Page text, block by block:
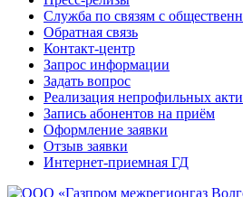
Служба по связям с
Обратная связь
Контакт-центр
Запрос информации
Задать вопрос
Реализация непрофильных
Запись абонентов на приём
Оформление заявки
Отзыв заявки
Интернет-приемная ГД